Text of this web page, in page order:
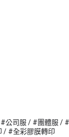
公司服 / #團體服 /
/ #全彩膠膜轉印